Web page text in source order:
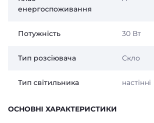
енергоспоживання
Потужність 30 Вт
Тип розсіювача Скло
Тип світильника настінні
ОСНОВНІ ХАРАКТЕРИСТИКИ